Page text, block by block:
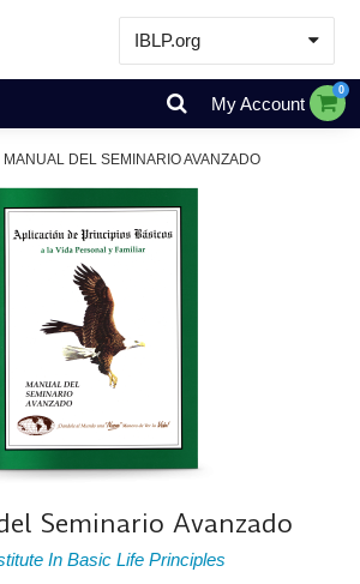
IBLP.org
Learn
Events & Resources
Store
My Account
0
MANUAL DEL SEMINARIO AVANZADO
Seminario Avanzado
In Basic Life Principles